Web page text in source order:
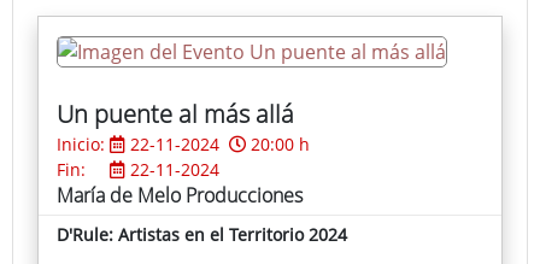
Country, Conga, Vals y Rap, entre otros. La intención
es que los niños aprendan a identificar los
diferentes estilos e incluso bailarlos con la ayuda de
los protagonistas.
Un puente al más allá
Inicio: 22-11-2024
20:00 h
Fin:
22-11-2024
María de Melo Producciones
D'Rule: Artistas en el Territorio 2024